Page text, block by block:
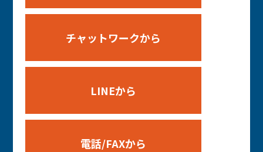
チャットワークから
LINEから
電話/FAXから